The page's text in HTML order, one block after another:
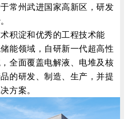
常州武进国家高新区，研发
积淀和优秀的工程技术能
能领域，自研新一代超高性
全面覆盖电解液、电堆及核
的研发、制造、生产，并提
方案。